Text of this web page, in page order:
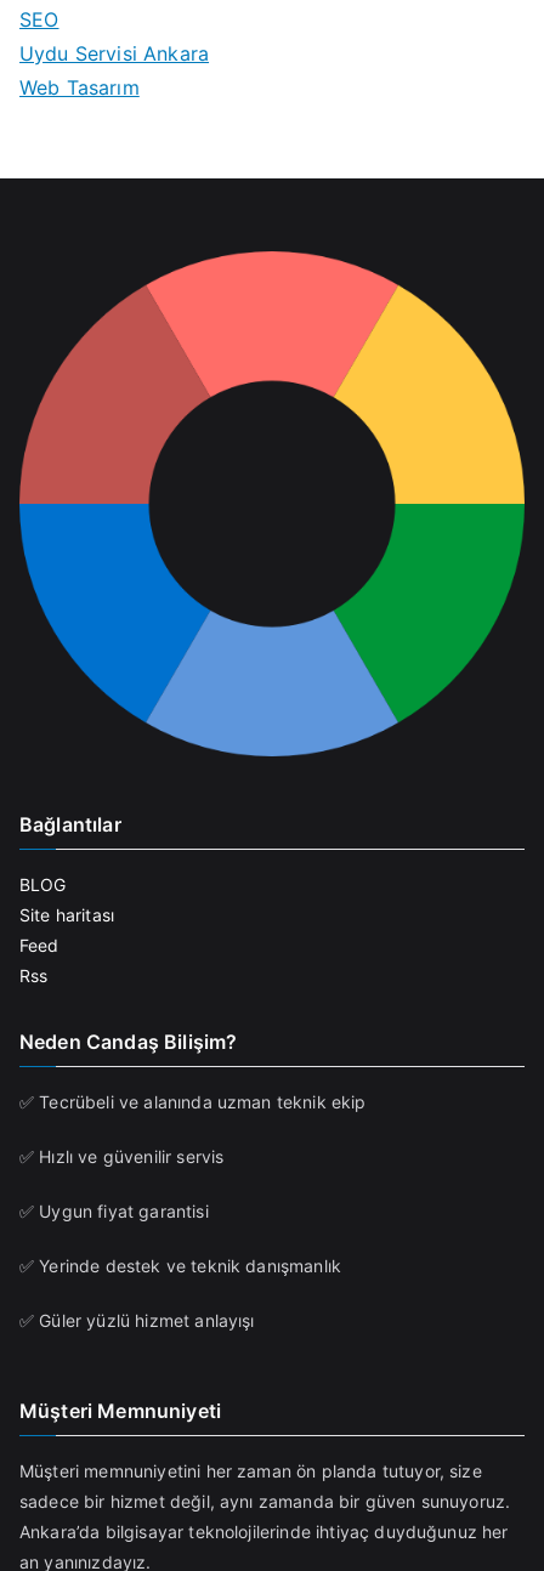
SEO
Uydu Servisi Ankara
Web Tasarım
Bağlantılar
BLOG
Site haritası
Feed
Rss
Neden Candaş Bilişim?
✅ Tecrübeli ve alanında uzman teknik ekip
✅ Hızlı ve güvenilir servis
✅ Uygun fiyat garantisi
✅ Yerinde destek ve teknik danışmanlık
✅ Güler yüzlü hizmet anlayışı
Müşteri Memnuniyeti
Müşteri memnuniyetini her zaman ön planda tutuyor, size
sadece bir hizmet değil, aynı zamanda bir güven sunuyoruz.
Ankara’da bilgisayar teknolojilerinde ihtiyaç duyduğunuz her
an yanınızdayız.